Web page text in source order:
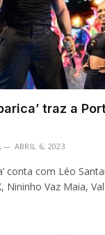
traz a
ABRIL 6, 2023
conta com Léo
Nininho Vaz Maia,